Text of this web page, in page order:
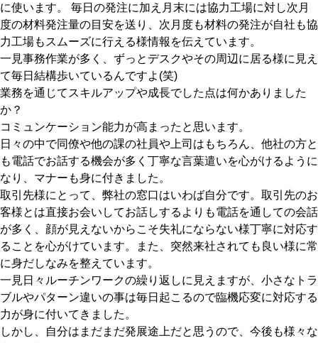
に使います。 毎日の発注に加え月末には協力工場に対し次月
度の材料発注量の目安を送り、次月度も材料の発注が自社も協
力工場もスムーズに行える様情報を伝えています。
一見事務作業が多く、ずっとデスクやその周辺に居る様に見え
て毎日結構歩いているんですよ(笑)
業務を通じてスキルアップや成長でした点は何かありました
か？
コミュンケーション能力が高まったと思います。
日々の中で同僚や他の課の社員や上司はもちろん、他社の方と
も電話でお話する機会が多く丁寧な言葉遣いを心がけるように
なり、マナーも身に付きました。
取引先様にとって、弊社の窓口はいわば自分です。取引先のお
客様とは直接お会いしてお話しするよりも電話を通しての会話
が多く、顔が見えないからこそ失礼にならない様丁寧に対応す
ることを心がけています。また、突然来社されても良い様に常
に身だしなみを整えています。
一見日々ルーチンワークの繰り返しに見えますが、小さなトラ
ブルやパターン違いの事は毎日起こるので臨機応変に対応する
力が身に付いてきました。
しかし、自分はまだまだ発展途上だと思うので、今後も様々な